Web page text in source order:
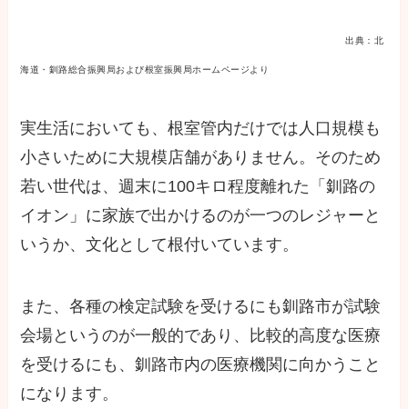
出典：北
海道・釧路総合振興局および根室振興局ホームページより
実生活においても、根室管内だけでは人口規模も
小さいために大規模店舗がありません。そのため
若い世代は、週末に100キロ程度離れた「釧路の
イオン」に家族で出かけるのが一つのレジャーと
いうか、文化として根付いています。
また、各種の検定試験を受けるにも釧路市が試験
会場というのが一般的であり、比較的高度な医療
を受けるにも、釧路市内の医療機関に向かうこと
になります。